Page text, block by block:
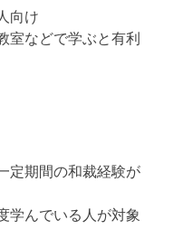
向け
室などで学ぶと有利
定期間の和裁経験が
学んでいる人が対象